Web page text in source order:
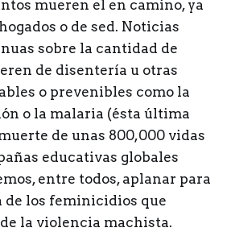
mueren el en camino, ya
o de sed. Noticias
sobre la cantidad de
de disentería u otras
o prevenibles como la
o la malaria (ésta última
de unas 800,000 vidas
educativas globales
entre todos, aplanar para
de los feminicidios que
la violencia machista.